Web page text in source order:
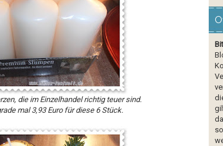
die im Einzelhandel richtig teuer sind.
mal 3,93 Euro für diese 6 Stück.